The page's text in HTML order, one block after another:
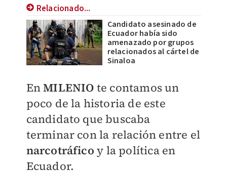
Relacionado...
Candidato asesinado de
Ecuador había sido
amenazado por grupos
relacionados al cártel de
Sinaloa
EnMILENIO te contamos un
poco de la historia de este
candidato que buscaba
terminar con la relación entre el
narcotráfico y la política en
Ecuador.